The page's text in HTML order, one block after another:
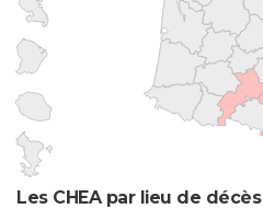
Les CHEA par lieu de décès